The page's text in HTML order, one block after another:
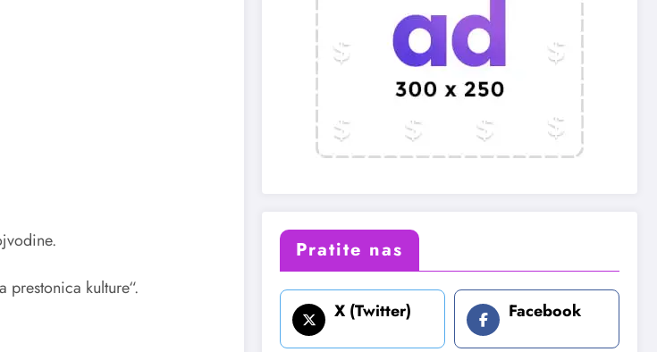
kulture“.
Pratite nas
X (Twitter) Facebook